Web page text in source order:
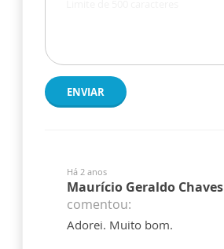
ENVIAR
Há 2 anos
Maurício Geraldo Chaves
comentou:
Adorei. Muito bom.